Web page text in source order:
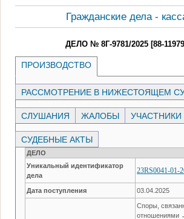
Гражданские дела -
ДЕЛО № 8Г-9781/2025 [88-
ПРОИЗВОДСТВО
РАССМОТРЕНИЕ В НИЖЕСТОЯЩЕМ
СЛУШАНИЯ ЖАЛОБЫ УЧАСТНИКИ
СУДЕБНЫЕ АКТЫ
ДЕЛО
Уникальный идентификатор
дела
23RS0041-01-
Дата поступления 03.04.2025
Споры,
отношениями